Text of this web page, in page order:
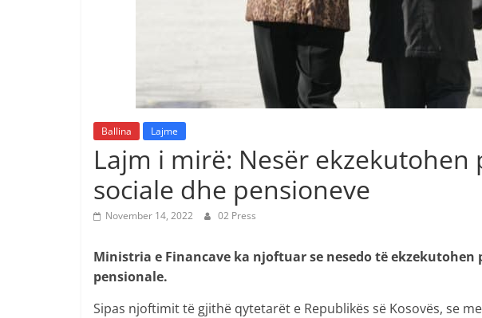
Ballina Lajme
Lajm i mirë: Nesër ekzekutohen
sociale dhe pensioneve
November 14, 2022 02 Press
Ministria e Financave ka njoftuar se nesedo të ekzekutohen
pensionale.
Sipas njoftimit të gjithë qytetarët e Republikës së Kosovës, se